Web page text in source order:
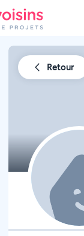
Retour